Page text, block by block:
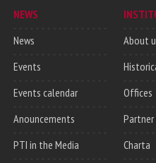
NEWS
News
Events
Events calendar
Anouncements
PTI in the Media
About
Offices
Charta